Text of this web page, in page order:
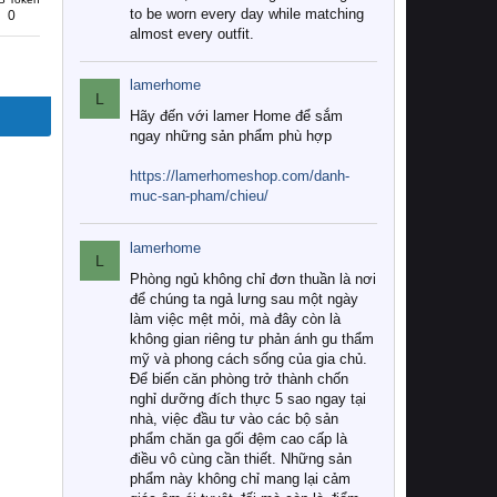
0
to be worn every day while matching
almost every outfit.
L
lamerhome
Hãy đến với lamer Home để sắm
ngay những sản phẩm phù hợp
https://lamerhomeshop.com/danh-
muc-san-pham/chieu/
L
lamerhome
Phòng ngủ không chỉ đơn thuần là nơi
để chúng ta ngả lưng sau một ngày
làm việc mệt mỏi, mà đây còn là
không gian riêng tư phản ánh gu thẩm
mỹ và phong cách sống của gia chủ.
Để biến căn phòng trở thành chốn
nghỉ dưỡng đích thực 5 sao ngay tại
nhà, việc đầu tư vào các bộ sản
phẩm chăn ga gối đệm cao cấp là
điều vô cùng cần thiết. Những sản
phẩm này không chỉ mang lại cảm